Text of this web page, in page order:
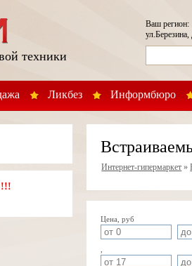
техники
Ликбез Информбюро
Ваш
!!!
Интернет-гипермаркет »
Цена, руб